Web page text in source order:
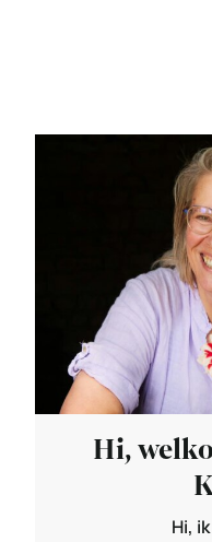
Hi,
Hi,